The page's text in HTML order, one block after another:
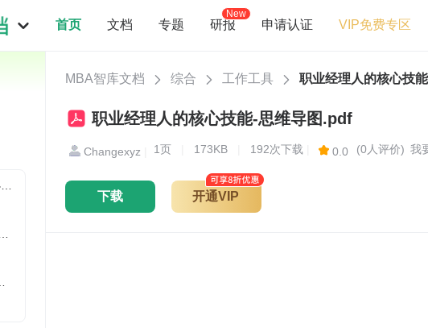
首页 文档 专题 研报
New
申请认证 VIP免费专区
MBA智库文档 综合 工作工具 职业经理人的核心技
职业经理人的核心技能-思维导图.pdf
Changexyz 1页 173KB 192次下载 0.0 (0人评价) 我
下载 开通VIP